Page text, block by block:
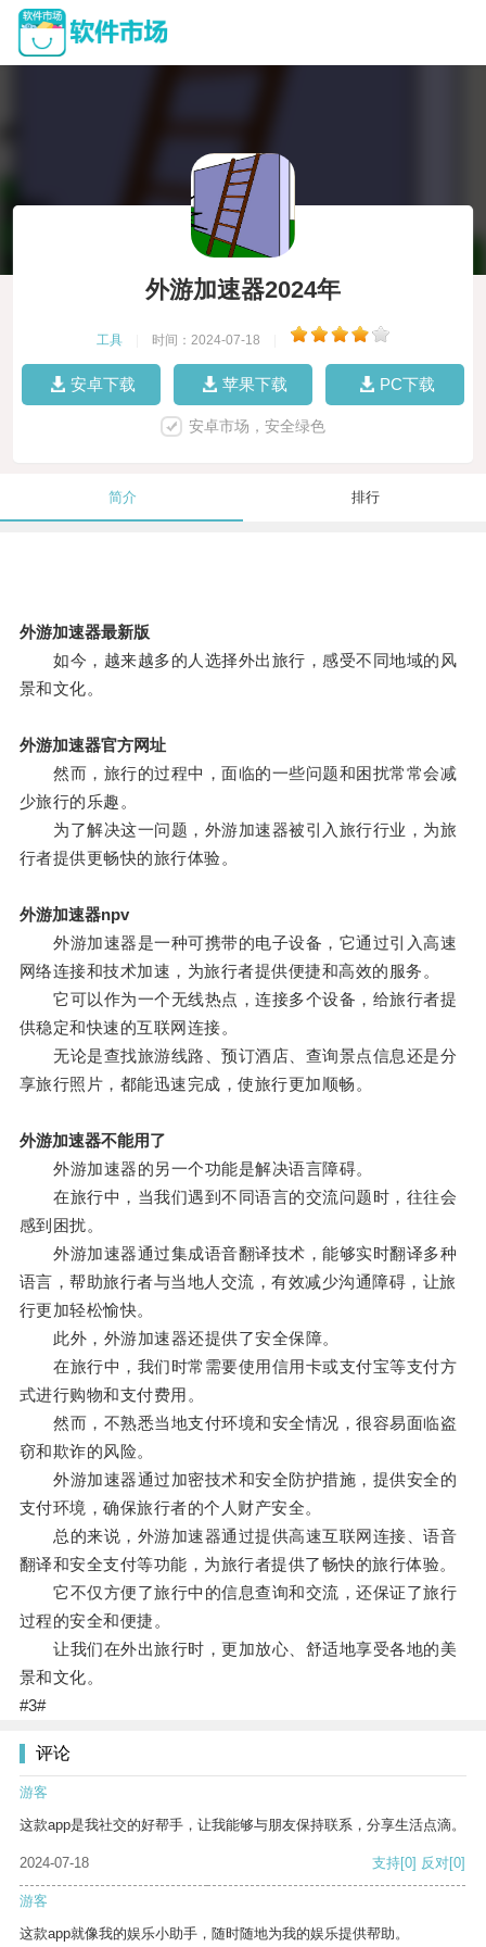
外游加速器2024年
工具 时间：2024-07-18
安卓下载 苹果下载 PC下载
安卓市场，安全绿色
简介 排行
外游加速器最新版
如今，越来越多的人选择外出旅行，感受不同地域的风
景和文化。
外游加速器官方网址
然而，旅行的过程中，面临的一些问题和困扰常常会减
少旅行的乐趣。
为了解决这一问题，外游加速器被引入旅行行业，为旅
行者提供更畅快的旅行体验。
外游加速器npv
外游加速器是一种可携带的电子设备，它通过引入高速
网络连接和技术加速，为旅行者提供便捷和高效的服务。
它可以作为一个无线热点，连接多个设备，给旅行者提
供稳定和快速的互联网连接。
无论是查找旅游线路、预订酒店、查询景点信息还是分
享旅行照片，都能迅速完成，使旅行更加顺畅。
外游加速器不能用了
外游加速器的另一个功能是解决语言障碍。
在旅行中，当我们遇到不同语言的交流问题时，往往会
感到困扰。
外游加速器通过集成语音翻译技术，能够实时翻译多种
语言，帮助旅行者与当地人交流，有效减少沟通障碍，让旅
行更加轻松愉快。
此外，外游加速器还提供了安全保障。
在旅行中，我们时常需要使用信用卡或支付宝等支付方
式进行购物和支付费用。
然而，不熟悉当地支付环境和安全情况，很容易面临盗
窃和欺诈的风险。
外游加速器通过加密技术和安全防护措施，提供安全的
支付环境，确保旅行者的个人财产安全。
总的来说，外游加速器通过提供高速互联网连接、语音
翻译和安全支付等功能，为旅行者提供了畅快的旅行体验。
它不仅方便了旅行中的信息查询和交流，还保证了旅行
过程的安全和便捷。
让我们在外出旅行时，更加放心、舒适地享受各地的美
景和文化。
#3#
评论
游客
这款app是我社交的好帮手，让我能够与朋友保持联系，分享生活点滴。
2024-07-18 支持[0] 反对[0]
游客
这款app就像我的娱乐小助手，随时随地为我的娱乐提供帮助。